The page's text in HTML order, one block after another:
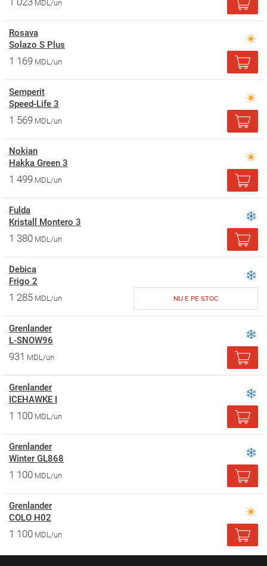
MDL/un
Rosava
Solazo S Plus
1 169 MDL/un
Semperit
Speed-Life 3
1 569 MDL/un
Nokian
Hakka Green 3
1 499 MDL/un
Fulda
Kristall Montero 3
1 380 MDL/un
Debica
Frigo 2
1 285 MDL/un NU E PE STOC
Grenlander
L-SNOW96
931 MDL/un
Grenlander
ICEHAWKE I
1 100 MDL/un
Grenlander
Winter GL868
1 100 MDL/un
Grenlander
COLO H02
1 100 MDL/un